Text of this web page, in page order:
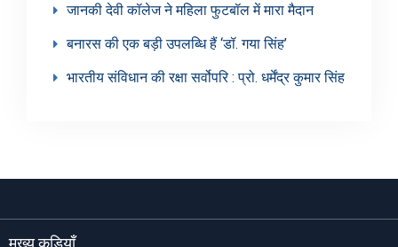
जानकी देवी कॉलेज ने महिला फुटबॉल में मारा मैदान
बनारस की एक बड़ी उपलब्धि हैं ‘डॉ. गया सिंह’
भारतीय संविधान की रक्षा सर्वोपरि : प्रो. धर्मेंद्र कुमार सिंह